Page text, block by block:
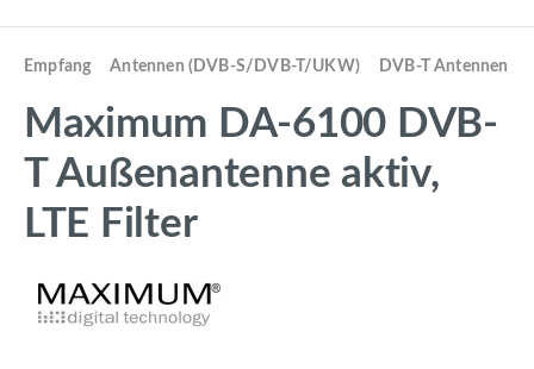
Empfang Antennen (DVB-S/DVB-T/UKW) DVB-T Antennen
Maximum DA-6100 DVB-
T Außenantenne aktiv,
LTE Filter